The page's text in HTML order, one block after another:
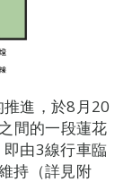
進，於8月20
間的一段蓮花
由3線行車臨
持（詳見附